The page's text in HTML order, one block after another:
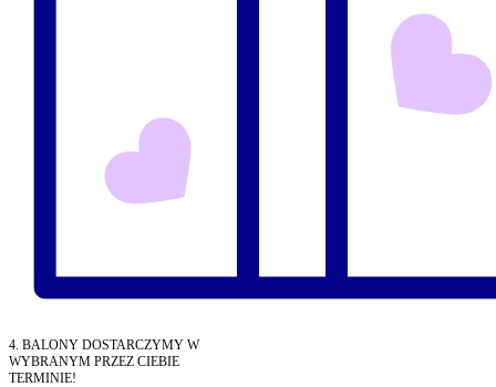
4. BALONY DOSTARCZYMY W
WYBRANYM PRZEZ CIEBIE
TERMINIE!